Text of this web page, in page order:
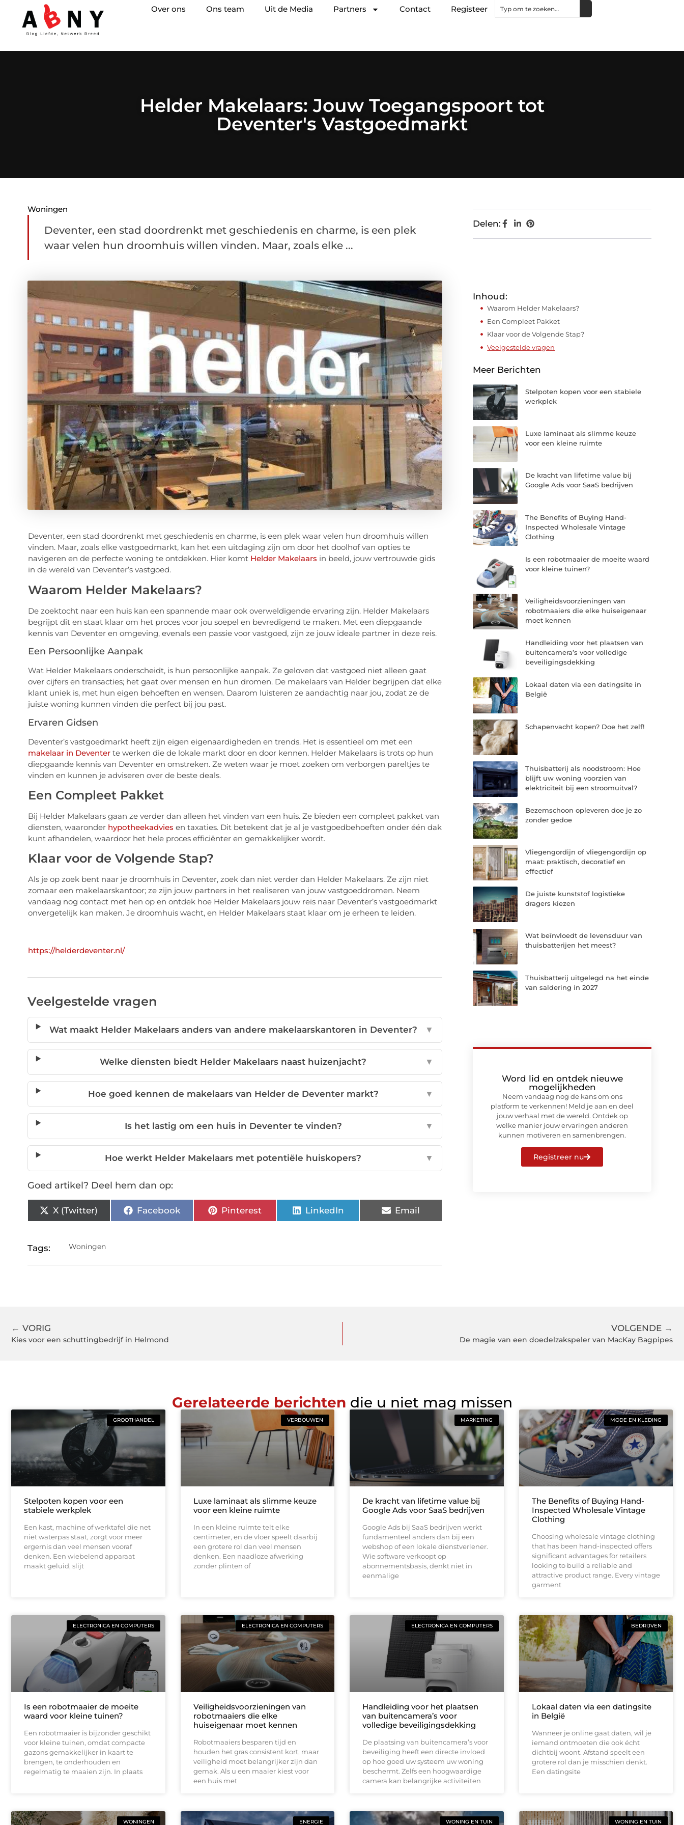
Over ons Ons team Uit de Media Partners Contact Registeer
Helder Makelaars: Jouw Toegangspoort tot
Deventer's Vastgoedmarkt
Woningen
Deventer, een stad doordrenkt met geschiedenis en charme, is een plek
waar velen hun droomhuis willen vinden. Maar, zoals elke ...
Deventer, een stad doordrenkt met geschiedenis en charme, is een plek waar velen hun droomhuis willen
vinden. Maar, zoals elke vastgoedmarkt, kan het een uitdaging zijn om door het doolhof van opties te
navigeren en de perfecte woning te ontdekken. Hier komt Helder Makelaars in beeld, jouw vertrouwde gids
in de wereld van Deventer’s vastgoed.
Waarom Helder Makelaars?
De zoektocht naar een huis kan een spannende maar ook overweldigende ervaring zijn. Helder Makelaars
begrijpt dit en staat klaar om het proces voor jou soepel en bevredigend te maken. Met een diepgaande
kennis van Deventer en omgeving, evenals een passie voor vastgoed, zijn ze jouw ideale partner in deze reis.
Een Persoonlijke Aanpak
Wat Helder Makelaars onderscheidt, is hun persoonlijke aanpak. Ze geloven dat vastgoed niet alleen gaat
over cijfers en transacties; het gaat over mensen en hun dromen. De makelaars van Helder begrijpen dat elke
klant uniek is, met hun eigen behoeften en wensen. Daarom luisteren ze aandachtig naar jou, zodat ze de
juiste woning kunnen vinden die perfect bij jou past.
Ervaren Gidsen
Deventer’s vastgoedmarkt heeft zijn eigen eigenaardigheden en trends. Het is essentieel om met een
makelaar in Deventerte werken die de lokale markt door en door kennen. Helder Makelaars is trots op hun
diepgaande kennis van Deventer en omstreken. Ze weten waar je moet zoeken om verborgen pareltjes te
vinden en kunnen je adviseren over de beste deals.
Een Compleet Pakket
Bij Helder Makelaars gaan ze verder dan alleen het vinden van een huis. Ze bieden een compleet pakket van
diensten, waaronder hypotheekadvies en taxaties. Dit betekent dat je al je vastgoedbehoeften onder één dak
kunt afhandelen, waardoor het hele proces efficiënter en gemakkelijker wordt.
Klaar voor de Volgende Stap?
Als je op zoek bent naar je droomhuis in Deventer, zoek dan niet verder dan Helder Makelaars. Ze zijn niet
zomaar een makelaarskantoor; ze zijn jouw partners in het realiseren van jouw vastgoeddromen. Neem
vandaag nog contact met hen op en ontdek hoe Helder Makelaars jouw reis naar Deventer’s vastgoedmarkt
onvergetelijk kan maken. Je droomhuis wacht, en Helder Makelaars staat klaar om je erheen te leiden.
https://helderdeventer.nl/
Veelgestelde vragen
Wat maakt Helder Makelaars anders van andere makelaarskantoren in Deventer? ▼
Welke diensten biedt Helder Makelaars naast huizenjacht? ▼
Hoe goed kennen de makelaars van Helder de Deventer markt? ▼
Is het lastig om een huis in Deventer te vinden? ▼
Hoe werkt Helder Makelaars met potentiële huiskopers? ▼
Goed artikel? Deel hem dan op:
X (Twitter) Facebook Pinterest LinkedIn Email
Tags: Woningen
Delen:
Inhoud:
Waarom Helder Makelaars?
Een Compleet Pakket
Klaar voor de Volgende Stap?
Veelgestelde vragen
Meer Berichten
Stelpoten kopen voor een stabiele
werkplek
Luxe laminaat als slimme keuze
voor een kleine ruimte
De kracht van lifetime value bij
Google Ads voor SaaS bedrijven
The Benefits of Buying Hand-
Inspected Wholesale Vintage
Clothing
Is een robotmaaier de moeite waard
voor kleine tuinen?
Veiligheidsvoorzieningen van
robotmaaiers die elke huiseigenaar
moet kennen
Handleiding voor het plaatsen van
buitencamera’s voor volledige
beveiligingsdekking
Lokaal daten via een datingsite in
België
Schapenvacht kopen? Doe het zelf!
Thuisbatterij als noodstroom: Hoe
blijft uw woning voorzien van
elektriciteit bij een stroomuitval?
Bezemschoon opleveren doe je zo
zonder gedoe
Vliegengordijn of vliegengordijn op
maat: praktisch, decoratief en
effectief
De juiste kunststof logistieke
dragers kiezen
Wat beïnvloedt de levensduur van
thuisbatterijen het meest?
Thuisbatterij uitgelegd na het einde
van saldering in 2027
Word lid en ontdek nieuwe
mogelijkheden
Neem vandaag nog de kans om ons
platform te verkennen! Meld je aan en deel
jouw verhaal met de wereld. Ontdek op
welke manier jouw ervaringen anderen
kunnen motiveren en samenbrengen.
Registreer nu
← VORIG
Kies voor een schuttingbedrijf in Helmond
VOLGENDE →
De magie van een doedelzakspeler van MacKay Bagpipes
Gerelateerde berichten die u niet mag missen
GROOTHANDEL
Stelpoten kopen voor een
stabiele werkplek
Een kast, machine of werktafel die net
niet waterpas staat, zorgt voor meer
ergernis dan veel mensen vooraf
denken. Een wiebelend apparaat
maakt geluid, slijt
VERBOUWEN
Luxe laminaat als slimme keuze
voor een kleine ruimte
In een kleine ruimte telt elke
centimeter, en de vloer speelt daarbij
een grotere rol dan veel mensen
denken. Een naadloze afwerking
zonder plinten of
MARKETING
De kracht van lifetime value bij
Google Ads voor SaaS bedrijven
Google Ads bij SaaS bedrijven werkt
fundamenteel anders dan bij een
webshop of een lokale dienstverlener.
Wie software verkoopt op
abonnementsbasis, denkt niet in
eenmalige
MODE EN KLEDING
The Benefits of Buying Hand-
Inspected Wholesale Vintage
Clothing
Choosing wholesale vintage clothing
that has been hand-inspected offers
significant advantages for retailers
looking to build a reliable and
attractive product range. Every vintage
garment
ELECTRONICA EN COMPUTERS
Is een robotmaaier de moeite
waard voor kleine tuinen?
Een robotmaaier is bijzonder geschikt
voor kleine tuinen, omdat compacte
gazons gemakkelijker in kaart te
brengen, te onderhouden en
regelmatig te maaien zijn. In plaats
ELECTRONICA EN COMPUTERS
Veiligheidsvoorzieningen van
robotmaaiers die elke
huiseigenaar moet kennen
Robotmaaiers besparen tijd en
houden het gras consistent kort, maar
veiligheid moet belangrijker zijn dan
gemak. Als u een maaier kiest voor
een huis met
ELECTRONICA EN COMPUTERS
Handleiding voor het plaatsen
van buitencamera’s voor
volledige beveiligingsdekking
De plaatsing van buitencamera’s voor
beveiliging heeft een directe invloed
op hoe goed uw systeem uw woning
beschermt. Zelfs een hoogwaardige
camera kan belangrijke activiteiten
BEDRIJVEN
Lokaal daten via een datingsite
in België
Wanneer je online gaat daten, wil je
iemand ontmoeten die ook écht
dichtbij woont. Afstand speelt een
grotere rol dan je misschien denkt.
Een datingsite
WONINGEN ENERGIE WONING EN TUIN WONING EN TUIN